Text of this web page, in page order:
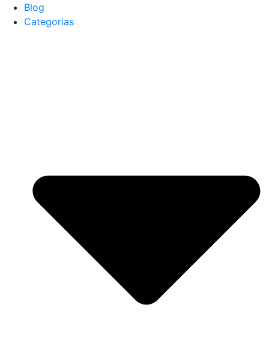
Blog
Categorias